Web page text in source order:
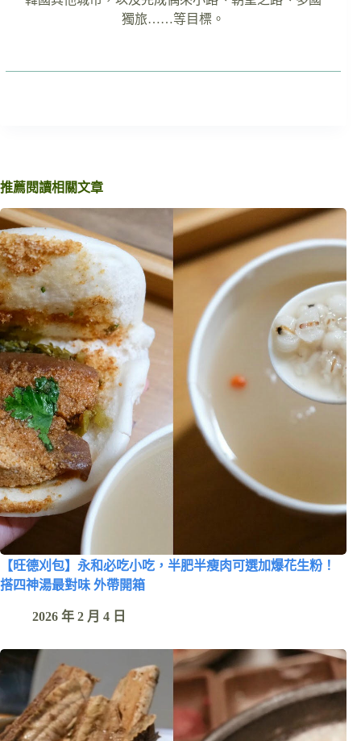
獨旅……等目標。
推薦閱讀相關文章
【旺德刈包】永和必吃小吃，半肥半瘦肉可選加爆花生粉！
搭四神湯最對味 外帶開箱
2026 年 2 月 4 日